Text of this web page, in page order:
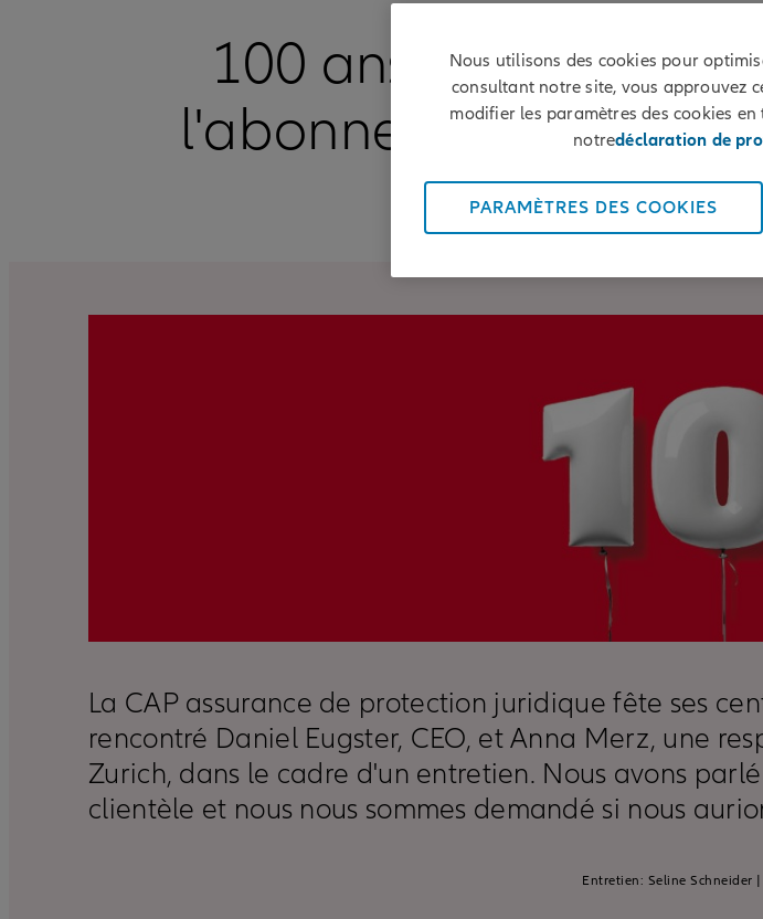
100 ans de la CAP:
l'abonnement digital
La CAP assurance de protection juridique fête ses
rencontré Daniel Eugster, CEO, et Anna Merz, une
Zurich, dans le cadre d'un entretien. Nous avons
clientèle et nous nous sommes demandé si nous
Entretien: Seline Schneider
Nous utilisons des cookies pour
consultant notre site, vous approuvez
modifier les paramètres des cookies en
notredéclaration de
PARAMÈTRES DES COOKIES